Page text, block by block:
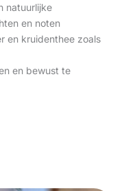
natuurlijke
en noten
en kruidenthee zoals
en bewust te